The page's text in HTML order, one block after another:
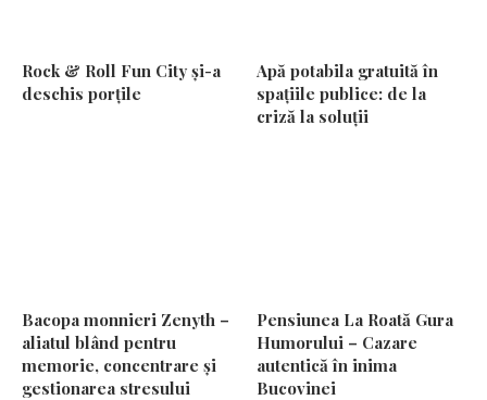
Rock & Roll Fun City și-a
deschis porțile
Apă potabila gratuită în
spațiile publice: de la
criză la soluții
Bacopa monnieri Zenyth –
aliatul blând pentru
memorie, concentrare și
gestionarea stresului
Pensiunea La Roată Gura
Humorului – Cazare
autentică în inima
Bucovinei